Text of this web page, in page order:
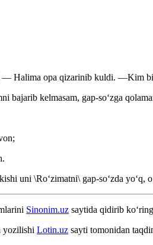
Halima opa qizarinib kuldi. —Kim
bajarib kelmasam, gap-soʻzga
uni \Roʻzimatni\ gap-soʻzda yoʻq,
Sinonim.uz saytida qidirib
yozilishi Lotin.uz sayti tomonidan